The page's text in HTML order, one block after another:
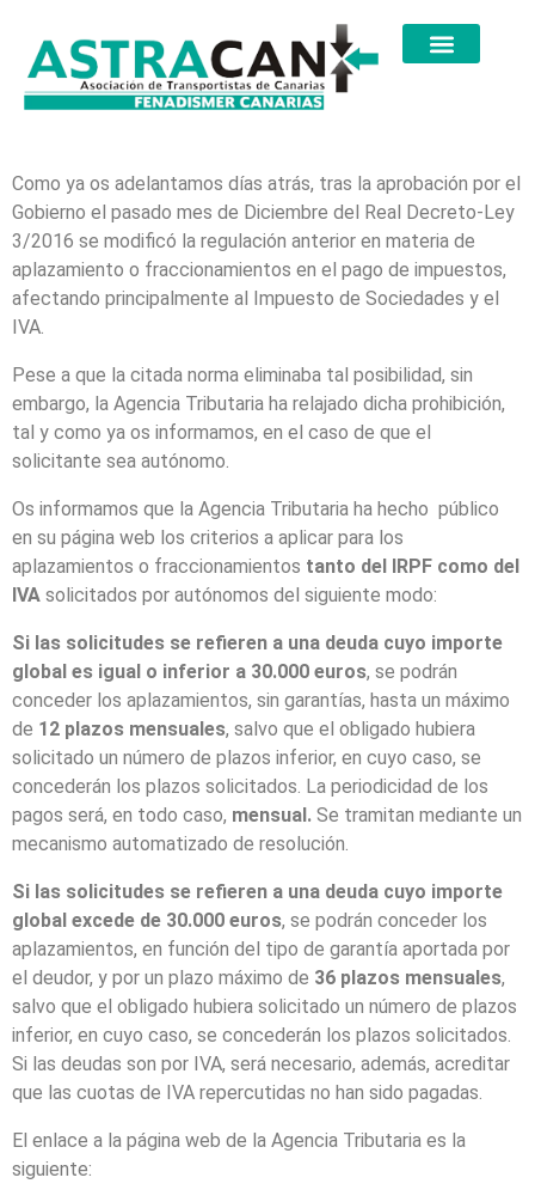
Como ya os adelantamos días atrás, tras la aprobación por el
Gobierno el pasado mes de Diciembre del Real Decreto-Ley
3/2016 se modificó la regulación anterior en materia de
aplazamiento o fraccionamientos en el pago de impuestos,
afectando principalmente al Impuesto de Sociedades y el
IVA.
Pese a que la citada norma eliminaba tal posibilidad, sin
embargo, la Agencia Tributaria ha relajado dicha prohibición,
tal y como ya os informamos, en el caso de que el
solicitante sea autónomo.
Os informamos que la Agencia Tributaria ha hecho público
en su página web los criterios a aplicar para los
aplazamientos o fraccionamientos tanto del IRPF como del
IVA solicitados por autónomos del siguiente modo:
Si las solicitudes se refieren a una deuda cuyo importe
global es igual o inferior a 30.000 euros, se podrán
conceder los aplazamientos, sin garantías, hasta un máximo
de 12 plazos mensuales, salvo que el obligado hubiera
solicitado un número de plazos inferior, en cuyo caso, se
concederán los plazos solicitados. La periodicidad de los
pagos será, en todo caso, mensual. Se tramitan mediante un
mecanismo automatizado de resolución.
Si las solicitudes se refieren a una deuda cuyo importe
global excede de 30.000 euros, se podrán conceder los
aplazamientos, en función del tipo de garantía aportada por
el deudor, y por un plazo máximo de 36 plazos mensuales,
salvo que el obligado hubiera solicitado un número de plazos
inferior, en cuyo caso, se concederán los plazos solicitados.
Si las deudas son por IVA, será necesario, además, acreditar
que las cuotas de IVA repercutidas no han sido pagadas.
El enlace a la página web de la Agencia Tributaria es la
siguiente: